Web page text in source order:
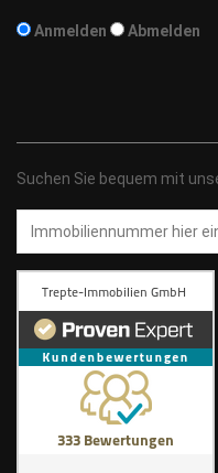
Anmelden Abmelden
Suchen Sie bequem mit
Immobiliennummer